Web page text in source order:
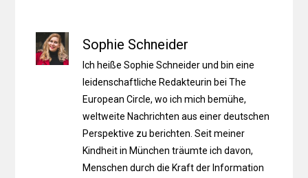
Sophie Schneider
Ich heiße Sophie Schneider und bin eine
leidenschaftliche Redakteurin bei The
European Circle, wo ich mich bemühe,
weltweite Nachrichten aus einer deutschen
Perspektive zu berichten. Seit meiner
Kindheit in München träumte ich davon,
Menschen durch die Kraft der Information